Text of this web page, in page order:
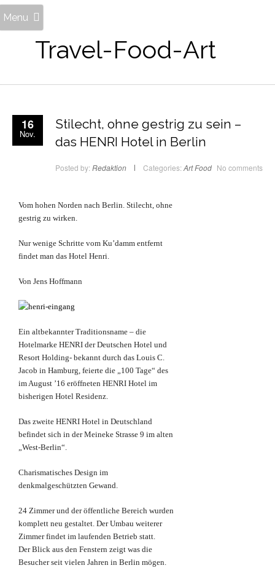
Travel-Food-Art
Menu
16
Nov.
Stilecht, ohne gestrig zu sein –
das HENRI Hotel in Berlin
Posted by: Redaktion Categories: ArtFood No comments
Vom hohen Norden nach Berlin. Stilecht, ohne
gestrig zu wirken.
Nur wenige Schritte vom Ku’damm entfernt
findet man das Hotel Henri.
Von Jens Hoffmann
Ein altbekannter Traditionsname – die
Hotelmarke HENRI der Deutschen Hotel und
Resort Holding- bekannt durch das Louis C.
Jacob in Hamburg, feierte die „100 Tage“ des
im August ’16 eröffneten HENRI Hotel im
bisherigen Hotel Residenz.
Das zweite HENRI Hotel in Deutschland
befindet sich in der Meineke Strasse 9 im alten
„West-Berlin“.
Charismatisches Design im
denkmalgeschützten Gewand.
24 Zimmer und der öffentliche Bereich wurden
komplett neu gestaltet. Der Umbau weiterer
Zimmer findet im laufenden Betrieb statt.
Der Blick aus den Fenstern zeigt was die
Besucher seit vielen Jahren in Berlin mögen.